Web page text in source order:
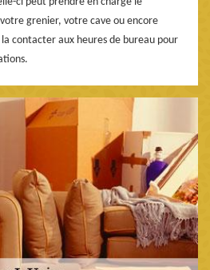
grenier, votre cave ou encore
contacter aux heures de bureau pour